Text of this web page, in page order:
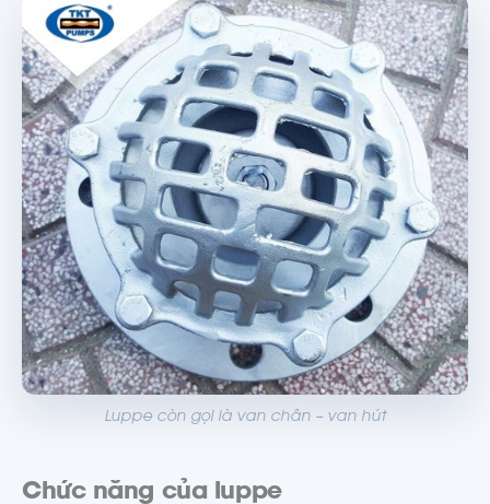
Luppe còn gọi là van chân – van hút
Chức năng của luppe